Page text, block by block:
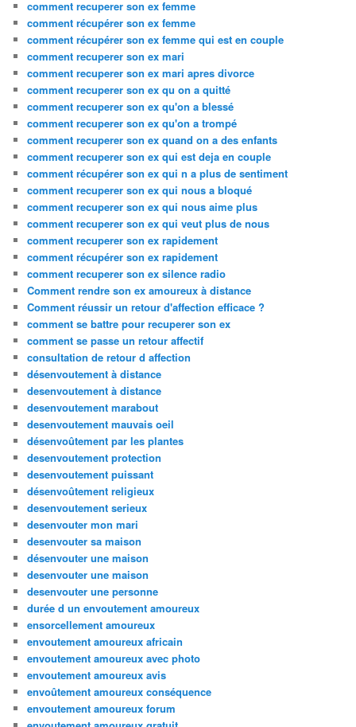
comment recuperer son ex femme
comment récupérer son ex femme
comment récupérer son ex femme qui est en couple
comment recuperer son ex mari
comment recuperer son ex mari apres divorce
comment recuperer son ex qu on a quitté
comment recuperer son ex qu'on a blessé
comment recuperer son ex qu'on a trompé
comment recuperer son ex quand on a des enfants
comment recuperer son ex qui est deja en couple
comment récupérer son ex qui n a plus de sentiment
comment recuperer son ex qui nous a bloqué
comment recuperer son ex qui nous aime plus
comment recuperer son ex qui veut plus de nous
comment recuperer son ex rapidement
comment récupérer son ex rapidement
comment recuperer son ex silence radio
Comment rendre son ex amoureux à distance
Comment réussir un retour d'affection efficace ?
comment se battre pour recuperer son ex
comment se passe un retour affectif
consultation de retour d affection
désenvoutement à distance
desenvoutement à distance
desenvoutement marabout
desenvoutement mauvais oeil
désenvoûtement par les plantes
desenvoutement protection
desenvoutement puissant
désenvoûtement religieux
desenvoutement serieux
desenvouter mon mari
desenvouter sa maison
désenvouter une maison
desenvouter une maison
desenvouter une personne
durée d un envoutement amoureux
ensorcellement amoureux
envoutement amoureux africain
envoutement amoureux avec photo
envoutement amoureux avis
envoûtement amoureux conséquence
envoutement amoureux forum